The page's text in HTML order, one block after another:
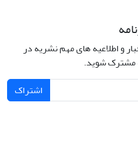
و اطلاعیه های مهم نشریه در
مشترک شوید.
اشتراک